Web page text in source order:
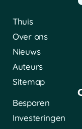
Thuis
Over ons
Nieuws
Auteurs
Sitemap
Besparen
Investeringen